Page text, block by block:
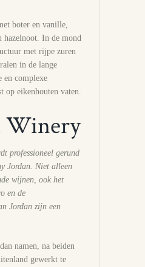
boter en vanille,
hazelnoot. In de mond
met rijpe zuren
in de lange
en complexe
op eikenhouten vaten.
Winery
professioneel gerund
Jordan. Niet alleen
wijnen, ook het
en de
Jordan zijn een
namen, na beiden
gewerkt te